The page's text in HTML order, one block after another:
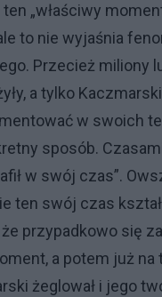
„właściwy
to nie wyjaśnia
Przecież miliony
a tylko
w swoich
sposób.
w swój czas”.
ten swój czas
przypadkowo się
a potem już na
żeglował i jego